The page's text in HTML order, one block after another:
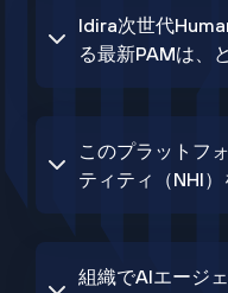
Idira次世代
る最新PAMは、
このプラットフ
ティティ（NHI
組織でAIエージ